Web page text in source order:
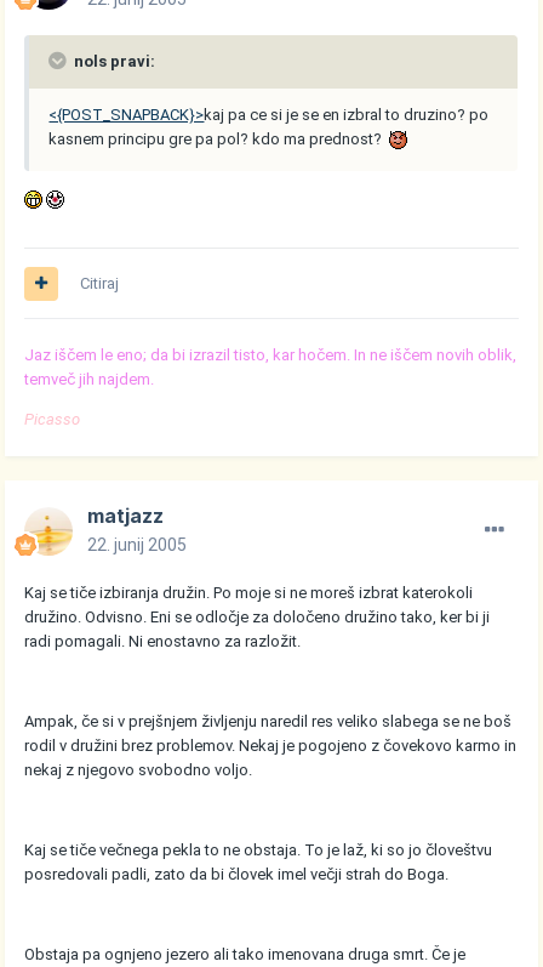
nols pravi:
<{POST_SNAPBACK}>kaj pa ce si je se en izbral to druzino? po
kasnem principu gre pa pol? kdo ma prednost?
Citiraj
Jaz iščem le eno; da bi izrazil tisto, kar hočem. In ne iščem novih oblik,
temveč jih najdem.
Picasso
matjazz
22. junij 2005
Kaj se tiče izbiranja družin. Po moje si ne moreš izbrat katerokoli
družino. Odvisno. Eni se odločje za določeno družino tako, ker bi ji
radi pomagali. Ni enostavno za razložit.
Ampak, če si v prejšnjem življenju naredil res veliko slabega se ne boš
rodil v družini brez problemov. Nekaj je pogojeno z čovekovo karmo in
nekaj z njegovo svobodno voljo.
Kaj se tiče večnega pekla to ne obstaja. To je laž, ki so jo človeštvu
posredovali padli, zato da bi človek imel večji strah do Boga.
Obstaja pa ognjeno jezero ali tako imenovana druga smrt. Če je